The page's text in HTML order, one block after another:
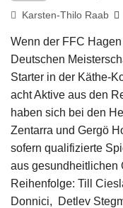
Karsten-Thilo Raab
Wenn der FFC
Deutschen
Starter in der Käthe-
acht Aktive aus den
haben sich bei den
Zentarra und Gergö
sofern qualifizierte
aus gesundheitlichen
Reihenfolge: Till
Donnici, Detlev